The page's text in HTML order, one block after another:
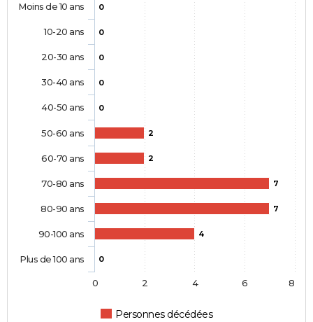
0
0
0
0
0
2
2
7
7
4
0
Personnes décédées
Moins de 10 ans
10-20 ans
20-30 ans
30-40 ans
40-50 ans
50-60 ans
60-70 ans
70-80 ans
80-90 ans
90-100 ans
Plus de 100 ans
0 2 4 6 8